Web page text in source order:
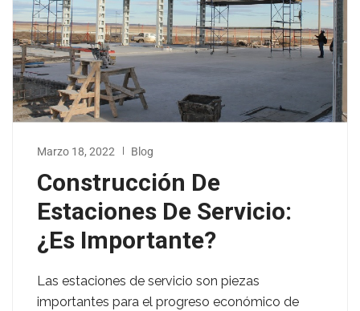
Marzo 18, 2022 Blog
Construcción De
Estaciones De Servicio:
¿Es Importante?
Las estaciones de servicio son piezas
importantes para el progreso económico de